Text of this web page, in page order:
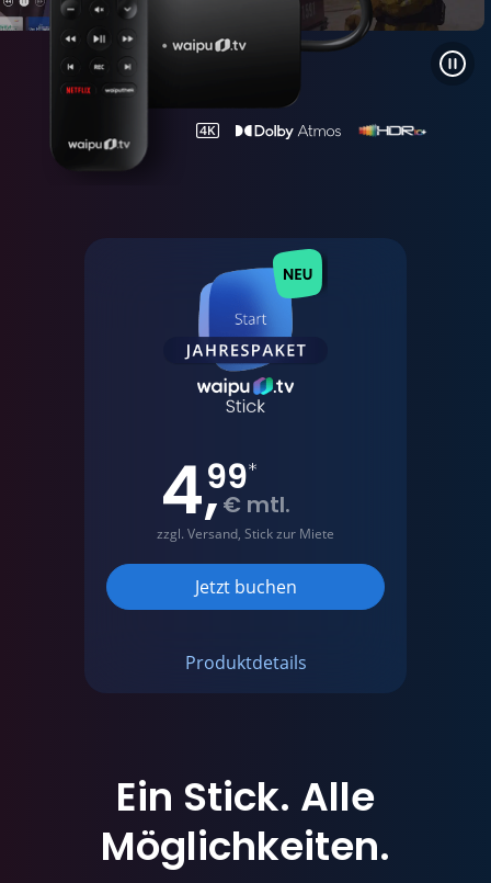
4,
99*
€ mtl.
zzgl. Versand, Stick zur Miete
Jetzt buchen
Produktdetails
Ein Stick. Alle
Möglichkeiten.